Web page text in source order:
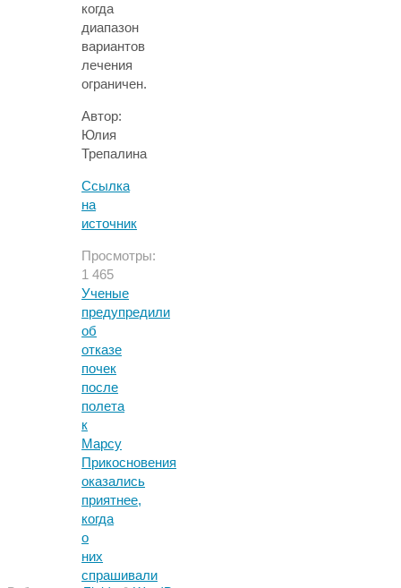
когда
диапазон
вариантов
лечения
ограничен.
Автор:
Юлия
Трепалина
Ссылка
на
источник
Просмотры:
1 465
Ученые
предупредили
об
отказе
почек
после
полета
к
Марсу
Прикосновения
оказались
приятнее,
когда
о
них
спрашивали